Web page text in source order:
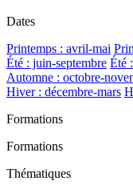
Dates
Printemps : avril-mai
Été : juin-septembre Été
Automne : octobre-
Hiver : décembre-mars
Formations
Formations
Thématiques